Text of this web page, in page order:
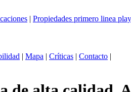
| Propiedades primero linea
| Mapa | Críticas | Contacto |